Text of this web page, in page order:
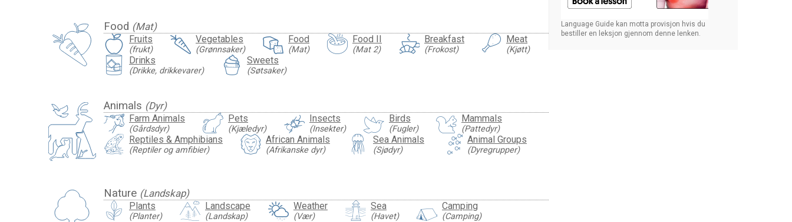
Food (Mat)
Fruits
(frukt)
Vegetables
(Grønnsaker)
Food
(Mat)
Food II
(Mat 2)
Breakfast
(Frokost)
Meat
(Kjøtt)
Drinks
(Drikke, drikkevarer)
Sweets
(Søtsaker)
Animals (Dyr)
Farm Animals
(Gårdsdyr)
Pets
(Kjæledyr)
Insects
(Insekter)
Birds
(Fugler)
Mammals
(Pattedyr)
Reptiles & Amphibians
(Reptiler og amfibier)
African Animals
(Afrikanske dyr)
Sea Animals
(Sjødyr)
Animal Groups
(Dyregrupper)
Nature (Landskap)
Plants
(Planter)
Landscape
(Landskap)
Weather
(Vær)
Sea
(Havet)
Camping
(Camping)
Language Guide kan motta provisjon hvis du
bestiller en leksjon gjennom denne lenken.